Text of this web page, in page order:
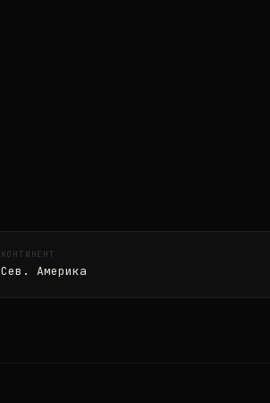
КОНТИНЕНТ
Сев. Америка